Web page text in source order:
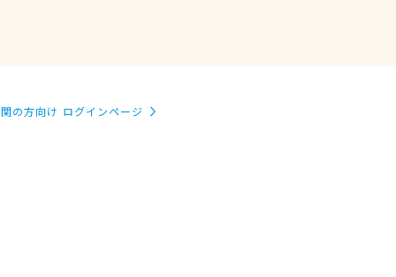
の方向け ログインページ